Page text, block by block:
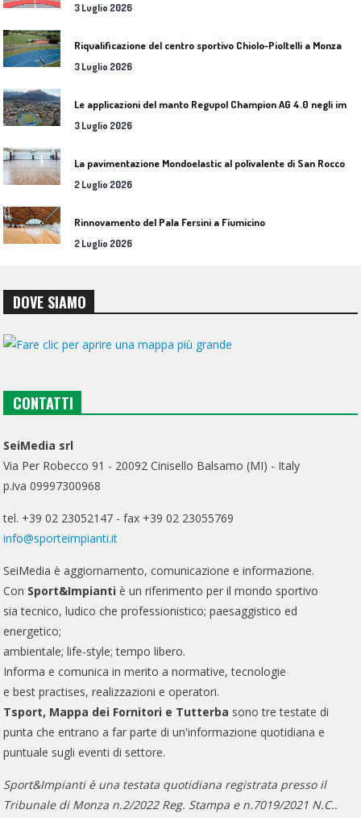
3 Luglio 2026
Riqualificazione del centro sportivo Chiolo-Pioltelli a Monza
3 Luglio 2026
3 Luglio 2026
2 Luglio 2026
Rinnovamento del Pala Fersini a Fiumicino
2 Luglio 2026
DOVE SIAMO
CONTATTI
SeiMedia srl
Via Per Robecco 91 - 20092 Cinisello Balsamo (MI) - Italy
p.iva 09997300968
tel. +39 02 23052147 - fax +39 02 23055769
info@sporteimpianti.it
SeiMedia è aggiornamento, comunicazione e informazione.
Con Sport&Impianti è un riferimento per il mondo sportivo
sia tecnico, ludico che professionistico; paesaggistico ed
energetico;
ambientale; life-style; tempo libero.
Informa e comunica in merito a normative, tecnologie
e best practises, realizzazioni e operatori.
Tsport, Mappa dei Fornitori e Tutterba sono tre testate di
punta che entrano a far parte di un'informazione quotidiana e
puntuale sugli eventi di settore.
Sport&Impianti è una testata quotidiana registrata presso il
Tribunale di Monza n.2/2022 Reg. Stampa e n.7019/2021 N.C..